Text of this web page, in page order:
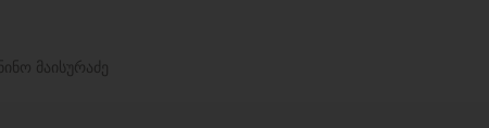
ბათუმი, ასათიანი
ნინო მაისურაძე